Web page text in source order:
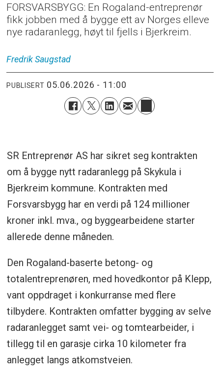
FORSVARSBYGG: En Rogaland-entreprenør
fikk jobben med å bygge ett av Norges elleve
nye radaranlegg, høyt til fjells i Bjerkreim.
Fredrik Saugstad
PUBLISERT 05.06.2026 - 11:00
SR Entreprenør AS har sikret seg kontrakten
om å bygge nytt radaranlegg på Skykula i
Bjerkreim kommune. Kontrakten med
Forsvarsbygg har en verdi på 124 millioner
kroner inkl. mva., og byggearbeidene starter
allerede denne måneden.
Den Rogaland-baserte betong- og
totalentreprenøren, med hovedkontor på Klepp,
vant oppdraget i konkurranse med flere
tilbydere. Kontrakten omfatter bygging av selve
radaranlegget samt vei- og tomtearbeider, i
tillegg til en garasje cirka 10 kilometer fra
anlegget langs atkomstveien.